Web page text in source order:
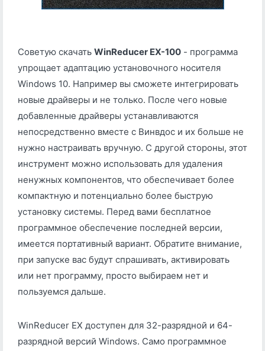
Советую скачать WinReducer EX-100 - программа
упрощает адаптацию установочного носителя
Windows 10. Например вы сможете интегрировать
новые драйверы и не только. После чего новые
добавленные драйверы устанавливаются
непосредственно вместе с Винвдос и их больше не
нужно настраивать вручную. С другой стороны, этот
инструмент можно использовать для удаления
ненужных компонентов, что обеспечивает более
компактную и потенциально более быструю
установку системы. Перед вами бесплатное
программное обеспечение последней версии,
имеется портативный вариант. Обратите внимание,
при запуске вас будут спрашивать, активировать
или нет программу, просто выбираем нет и
пользуемся дальше.
WinReducer EX доступен для 32-разрядной и 64-
разрядной версий Windows. Само программное